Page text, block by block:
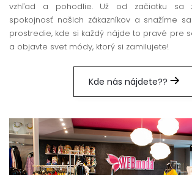
vzhľad a pohodlie. Už od začiatku sa
spokojnosť našich zákazníkov a snažíme
prostredie, kde si každý nájde to pravé pre
a objavte svet módy, ktorý si zamilujete!
Kde nás nájdete??